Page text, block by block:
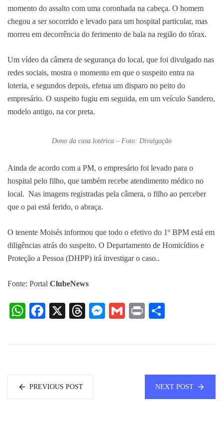
momento do assalto com uma coronhada na cabeça. O homem
chegou a ser socorrido e levado para um hospital particular, mas
morreu em decorrência do ferimento de bala na região do tórax.
Um vídeo da câmera de segurança do local, que foi divulgado nas
redes sociais, mostra o momento em que o suspeito entra na
loteria, e segundos depois, efetua um disparo no peito do
empresário. O suspeito fugiu em seguida, em um veículo Sandero,
modelo antigo, na cor preta.
Dono da casa lotérica – Foto: Divulgação
Ainda de acordo com a PM, o empresário foi levado para o
hospital pelo filho, que também recebe atendimento médico no
local. Nas imagens registradas pela câmera, o filho ao perceber
que o pai está ferido, o abraça.
O tenente Moisés informou que todo o efetivo do 1º BPM está em
diligências atrás do suspeito. O Departamento de Homicídios e
Proteção a Pessoa (DHPP) irá investigar o caso..
Fonte: Portal ClubeNews
WhatsApp
Facebook
X Threads
Messenger
Gmail
Print
PREVIOUS POST NEXT POST